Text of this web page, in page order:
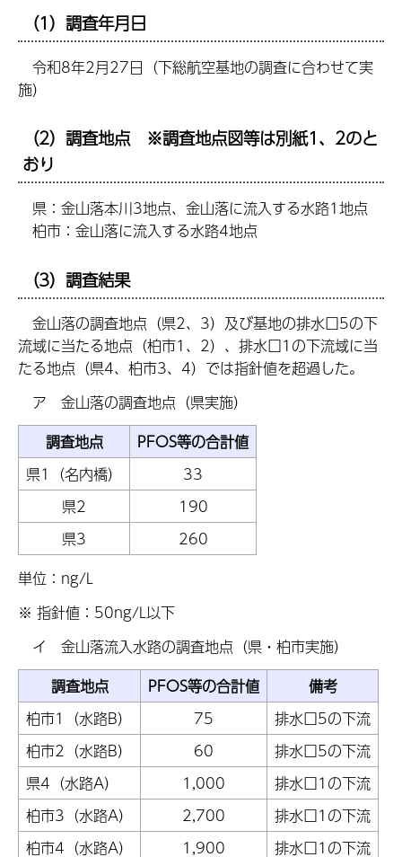
（1）調査年月日
令和8年2月27日（下総航空基地の調査に合わせて実
施）
（2）調査地点 ※調査地点図等は別紙1、2のと
おり
県：金山落本川3地点、金山落に流入する水路1地点
柏市：金山落に流入する水路4地点
（3）調査結果
金山落の調査地点（県2、3）及び基地の排水口5の下
流域に当たる地点（柏市1、2）、排水口1の下流域に当
たる地点（県4、柏市3、4）では指針値を超過した。
ア 金山落の調査地点（県実施）
調査地点
PFOS等の合計値
県1（名内橋）
33
県2
190
県3
260
単位：ng/L
※ 指針値：50ng/L以下
イ 金山落流入水路の調査地点（県・柏市実施）
調査地点
PFOS等の合計値
備考
柏市1（水路B）
75
排水口5の下流
柏市2（水路B）
60
排水口5の下流
県4（水路A）
1,000
排水口1の下流
柏市3（水路A）
2,700
排水口1の下流
柏市4（水路A）
1,900 排水口1の下流